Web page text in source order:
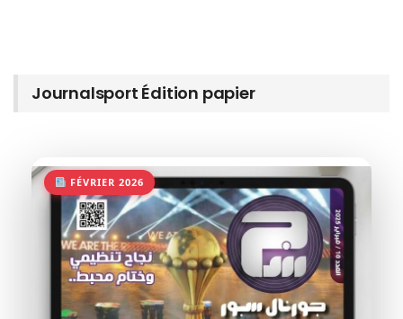
Journalsport Édition papier
FÉVRIER 2026